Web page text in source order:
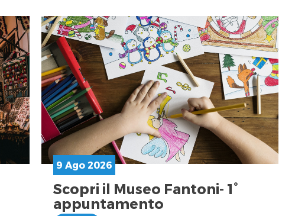
9 Ago 2026
Scopri il Museo Fantoni- 1°
appuntamento